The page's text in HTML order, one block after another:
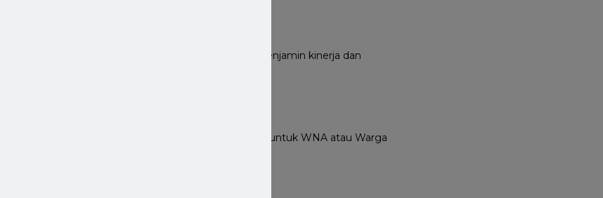
yang energik bergerak cepat
legal senior yang berpengalaman
sertifikasi manajemen mutu ISO yang menjamin kinerja dan
dan Mandarin
Anda
izin usaha untuk warga Indonesia tapi juga untuk WNA atau Warga